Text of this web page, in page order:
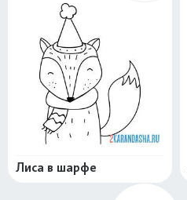
Лиса в шарфе